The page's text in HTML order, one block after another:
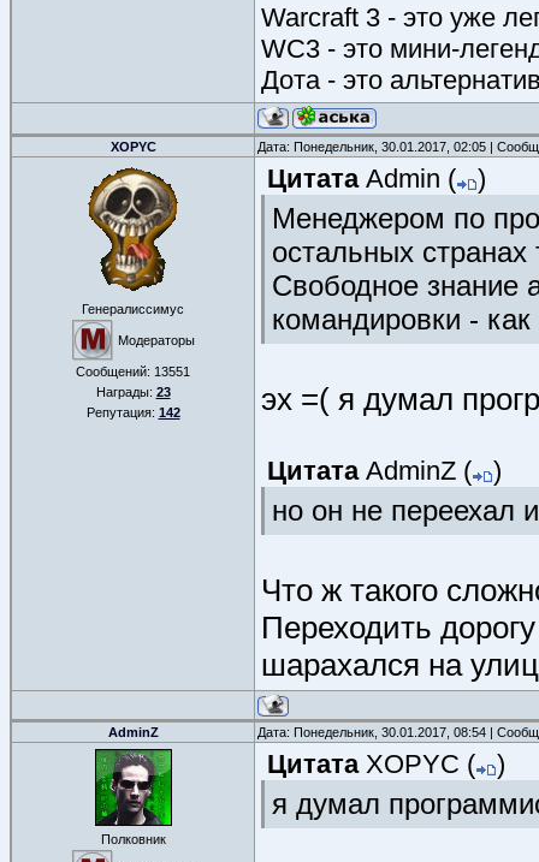
Warcraft 3 - это уже
WC3 - это мини-
Дота - это
XOPYC Дата: Понедельник, 30.01.2017, 02:05 |
Генералиссимус
Модераторы
Сообщений: 13551
Награды: 23
Репутация: 142
Цитата Admin ( )
Менеджером по
остальных
Свободное знание
командировки - как
эх =( я думал
Цитата AdminZ ( )
но он не переехал
Что ж такого
Переходить
шарахался на
AdminZ Дата: Понедельник, 30.01.2017, 08:54 |
Полковник
Цитата XOPYC ( )
я думал